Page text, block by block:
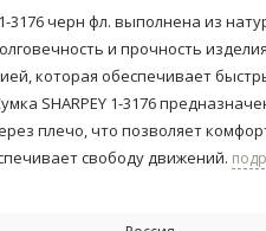
3176 черн фл. выполнена из
и прочность
которая обеспечивает
SHARPEY 1-3176
плечо, что позволяет
свободу движений.